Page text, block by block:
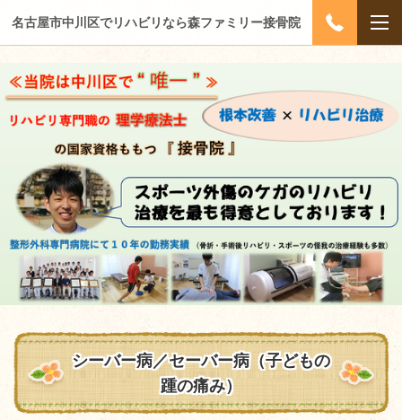
名古屋市中川区でリハビリなら森ファミリー接骨院
シーバー病／セーバー病（子どもの
踵の痛み）